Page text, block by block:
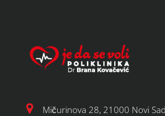
Mičurinova 28, 21000 Novi